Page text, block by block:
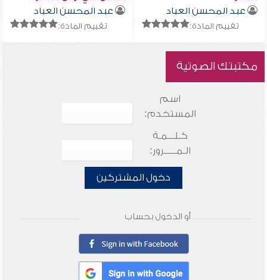
عبد المحسن العباد
تقييم المادة:
عبد المحسن العباد
تقييم المادة:
مكتبتك الصوتية
اسم
المستخدم:
كـلـــمـة
الـمـــــرور:
دخول المشتركين
أو الدخول بحساب